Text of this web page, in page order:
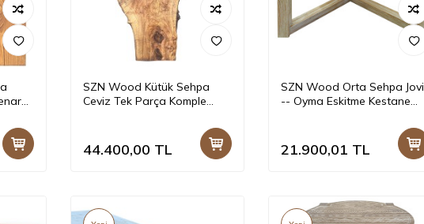
SZN Wood Kütük Sehpa
Ceviz Tek Parça Komple
44.400,00 TL
SZN Wood Orta Sehpa Jovi
-- Oyma Eskitme Kestane
21.900,01 TL